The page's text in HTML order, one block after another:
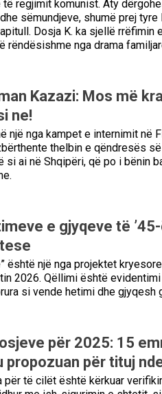
regjimit komunist. Aty
sëmundjeve, shumë prej tyre
Dosja K. ka sjellë rrëfimin
rëndësishme nga drama
Kazazi: Mos më
ne!
një nga kampet e internimit në
thelbin e qëndresës
si ai në Shqipëri, që po i bënin
e gjyqeve të
është një nga projektet
2026. Qëllimi është
si vende hetimi dhe gjyqesh
për 2025: 15
propozuan për tituj
për të cilët është kërkuar